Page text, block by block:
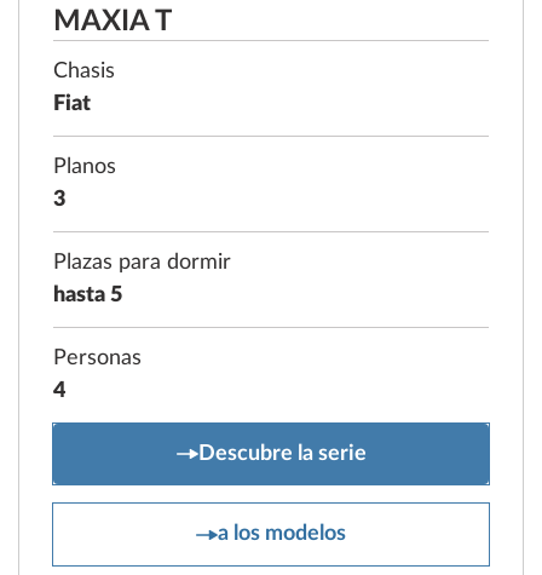
MAXIA T
Chasis
Fiat
Planos
3
Plazas para dormir
hasta 5
Personas
4
MAXIA T
Descubre la serie
a los modelos
MAXIA T